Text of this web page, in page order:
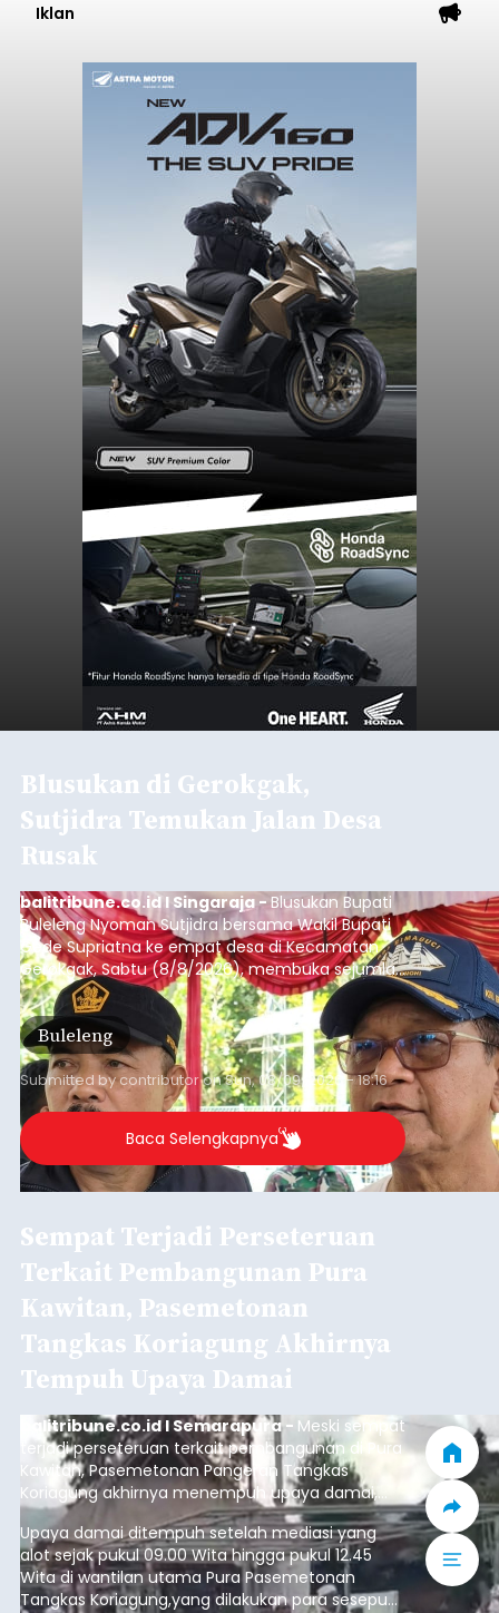
Iklan
Blusukan di Gerokgak,
Sutjidra Temukan Jalan Desa
Rusak
balitribune.co.id I Singaraja - Blusukan Bupati
Buleleng Nyoman Sutjidra bersama Wakil Bupati
Gede Supriatna ke empat desa di Kecamatan
Gerokgak, Sabtu (8/8/2026), membuka sejumlah
persoalan yang masih dihadapi masyarakat. Dari
jalan desa yang rusak hingga potensi pertanian
yang belum optimal, semuanya menjadi
perhatian pemerintah daerah.
Buleleng
Submitted bycontributoronSun, 08/09/2026 - 18:16
Baca Selengkapnya
Sempat Terjadi Perseteruan
Terkait Pembangunan Pura
Kawitan, Pasemetonan
Tangkas Koriagung Akhirnya
Tempuh Upaya Damai
balitribune.co.id I Semarapura - Meski sempat
terjadi perseteruan terkait pembangunan di Pura
Kawitan, Pasemetonan Pangeran Tangkas
Koriagung akhirnya menempuh upaya damai,
pada Minggu (9/8/2026).
Upaya damai ditempuh setelah mediasi yang
alot sejak pukul 09.00 Wita hingga pukul 12.45
Wita di wantilan utama Pura Pasemetonan
Tangkas Koriagung,yang dilakukan para sesepuh